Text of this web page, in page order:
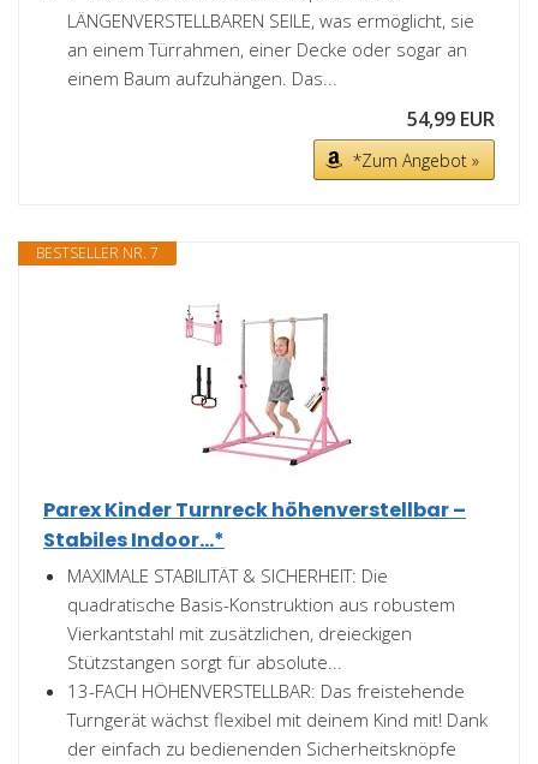
LÄNGENVERSTELLBAREN SEILE, was ermöglicht, sie
an einem Türrahmen, einer Decke oder sogar an
einem Baum aufzuhängen. Das...
54,99 EUR
*Zum Angebot »
BESTSELLER NR. 7
Parex Kinder Turnreck höhenverstellbar –
Stabiles Indoor...*
MAXIMALE STABILITÄT & SICHERHEIT: Die
quadratische Basis-Konstruktion aus robustem
Vierkantstahl mit zusätzlichen, dreieckigen
Stützstangen sorgt für absolute...
13-FACH HÖHENVERSTELLBAR: Das freistehende
Turngerät wächst flexibel mit deinem Kind mit! Dank
der einfach zu bedienenden Sicherheitsknöpfe